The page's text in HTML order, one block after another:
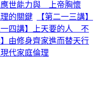
應世能力與 上帝胸懷
的關鍵
【第二一三講】
一四講】上天要的人 不
】由修身齊家進而替天行
代家庭倫理